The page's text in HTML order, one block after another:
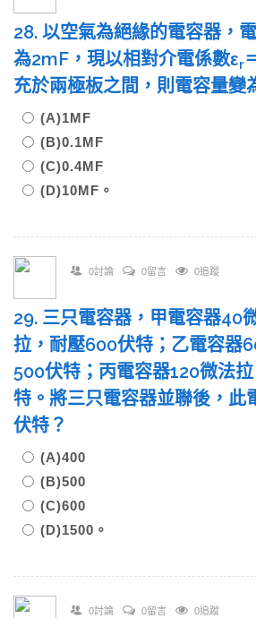
28. 以空氣為絕緣的電容器，
為2mF，現以相對介電係數εr
充於兩極板之間，則電容量
(A)1MF
(B)0.1MF
(C)0.4MF
(D)10MF。
0討論 0留言 0追蹤
29. 三只電容器，甲電容器40
拉，耐壓600伏特；乙電容器
500伏特；丙電容器120微法
特。將三只電容器並聯後，此
伏特？
(A)400
(B)500
(C)600
(D)1500。
0討論 0留言 0追蹤